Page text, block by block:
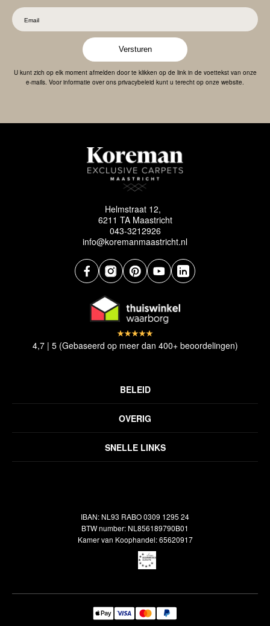
Versturen
U kunt zich op elk moment afmelden door te klikken op de link in de voettekst van onze
e-mails. Voor informatie over ons privacybeleid kunt u terecht op onze website.
Helmstraat 12,
6211 TA Maastricht
043-3212926
info@koremanmaastricht.nl
SNELLE LINKS
OVERIG
Veelgestelde vragen
BELEID
Verzendbeleid
4,7 | 5 (Gebaseerd op meer dan 400+ beoordelingen)
IBAN: NL93 RABO 0309 1295 24
BTW number: NL856189790B01
Kamer van Koophandel: 65620917